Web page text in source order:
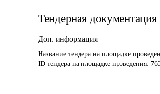
Тендерная документация
Доп. информация
Название тендера на площадке
ID тендера на площадке проведения: